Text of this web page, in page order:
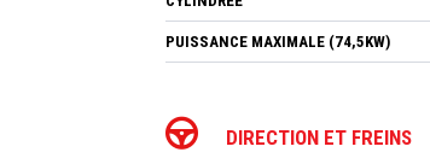
PUISSANCE MAXIMALE (74,5KW)
DIRECTION ET FREINS